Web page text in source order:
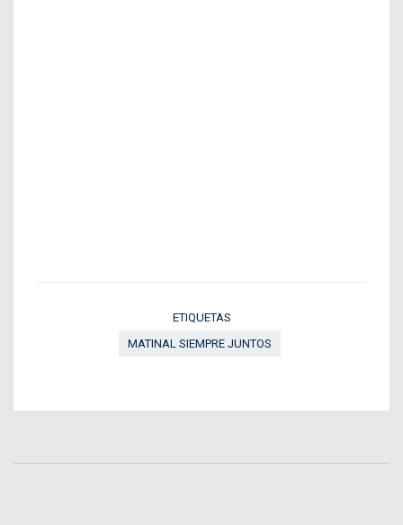
ETIQUETAS
MATINAL SIEMPRE JUNTOS